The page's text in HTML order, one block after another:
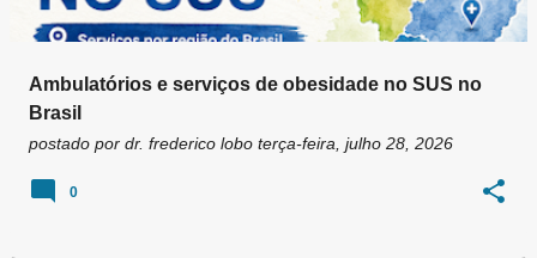
Ambulatórios e serviços de obesidade no SUS no
Brasil
postado por dr. frederico lobo terça-feira, julho 28, 2026
0